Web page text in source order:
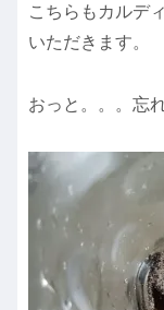
こちらもカルデ
いただきます。
おっと。。。忘